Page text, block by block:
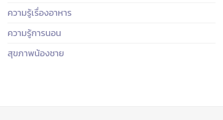
ความรู้เรื่องอาหาร
ความรู้การนอน
สุขภาพน้องชาย